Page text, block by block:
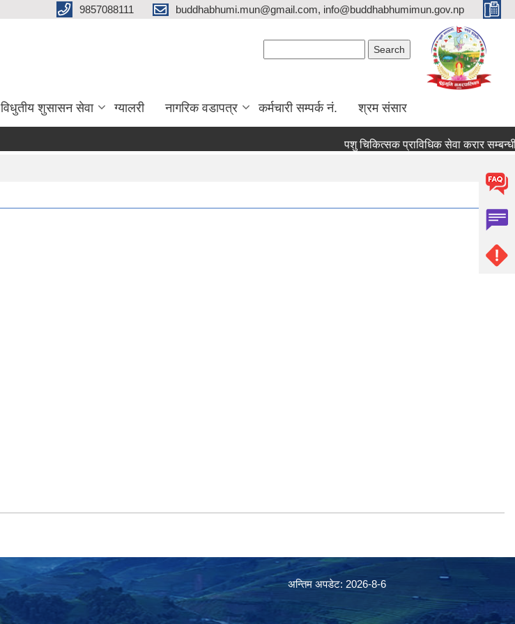
9857088111 buddhabhumi.mun@gmail.com, info@buddhabhumimun.gov.np
विधुतीय शुसासन सेवा ग्यालरी नागरिक वडापत्र कर्मचारी सम्पर्क नं. श्रम संसार
पशु चिकित्सक प्राविधिक सेवा करार सम्बन्धी
अन्तिम अपडेट: 2026-8-6